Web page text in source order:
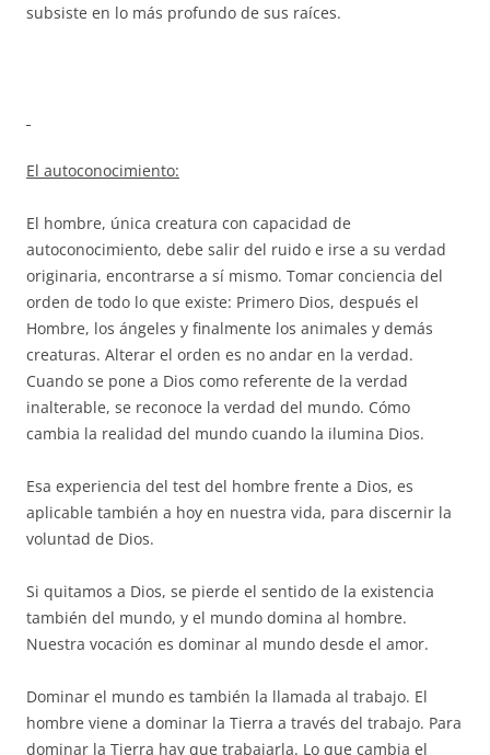
subsiste en lo más profundo de sus raíces.
El autoconocimiento:
El hombre, única creatura con capacidad de
autoconocimiento, debe salir del ruido e irse a su verdad
originaria, encontrarse a sí mismo. Tomar conciencia del
orden de todo lo que existe: Primero Dios, después el
Hombre, los ángeles y finalmente los animales y demás
creaturas. Alterar el orden es no andar en la verdad.
Cuando se pone a Dios como referente de la verdad
inalterable, se reconoce la verdad del mundo. Cómo
cambia la realidad del mundo cuando la ilumina Dios.
Esa experiencia del test del hombre frente a Dios, es
aplicable también a hoy en nuestra vida, para discernir la
voluntad de Dios.
Si quitamos a Dios, se pierde el sentido de la existencia
también del mundo, y el mundo domina al hombre.
Nuestra vocación es dominar al mundo desde el amor.
Dominar el mundo es también la llamada al trabajo. El
hombre viene a dominar la Tierra a través del trabajo. Para
dominar la Tierra hay que trabajarla. Lo que cambia el